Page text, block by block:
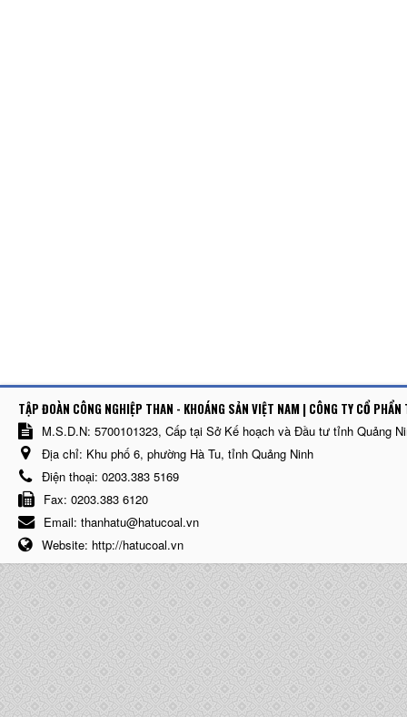
TẬP ĐOÀN CÔNG NGHIỆP THAN - KHOÁNG SẢN VIỆT NAM | CÔNG TY CỔ
M.S.D.N: 5700101323, Cấp tại Sở Kế hoạch và Đầu tư tỉnh Quảng
Địa chỉ: Khu phố 6, phường Hà Tu, tỉnh Quảng Ninh
Điện thoại: 0203.383 5169
Fax: 0203.383 6120
Email: thanhatu@hatucoal.vn
Website: http://hatucoal.vn